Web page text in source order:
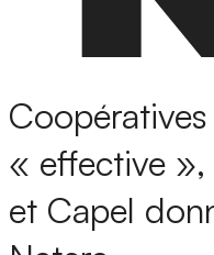
« effective
et Capel